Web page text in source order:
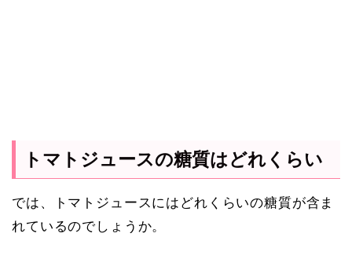
トマトジュースの糖質はどれくらい
では、トマトジュースにはどれくらいの糖質が含ま
れているのでしょうか。